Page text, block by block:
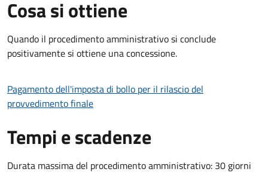
Cosa si ottiene
Quando il procedimento amministrativo si conclude
positivamente si ottiene una concessione.
Pagamento dell'imposta di bollo per il rilascio del
provvedimento finale
Tempi e scadenze
Durata massima del procedimento amministrativo: 30 giorni